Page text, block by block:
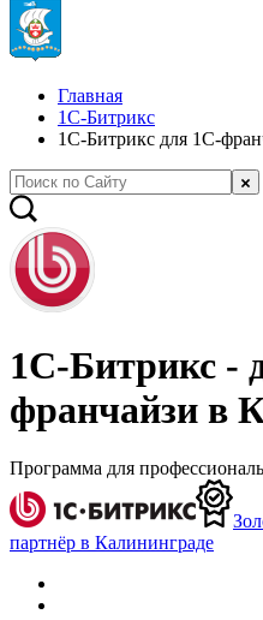
Главная
1С-Битрикс
1С-Битрикс для 1С-
1С-Битрикс -
франчайзи в
Программа для
партнёр в Калининграде